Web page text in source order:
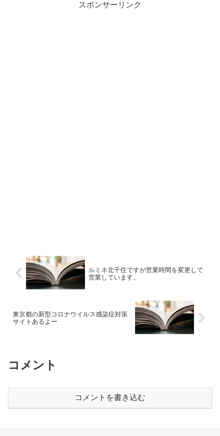
スポンサーリンク
ルミネ北千住ですが営業時間を変更して
営業しています。
東京都の新型コロナウイルス感染症対策
サイトあるよー
コメント
コメントを書き込む